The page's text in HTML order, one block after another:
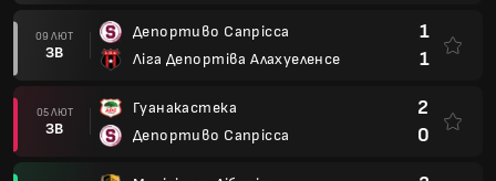
09 ЛЮТ
ЗВ
Депортиво Сапрісса
Ліга Депортіва Алахуеленсе
1
1
05 ЛЮТ
ЗВ
Гуанакастека
Депортиво Сапрісса
2
0